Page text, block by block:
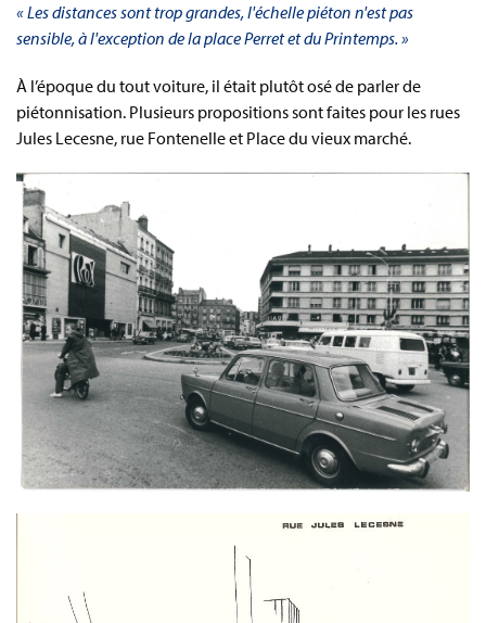
« Les distances sont trop grandes, l'échelle piéton n'est pas
sensible, à l'exception de la place Perret et du Printemps. »
À l’époque du tout voiture, il était plutôt osé de parler de
piétonnisation. Plusieurs propositions sont faites pour les rues
Jules Lecesne, rue Fontenelle et Place du vieux marché.